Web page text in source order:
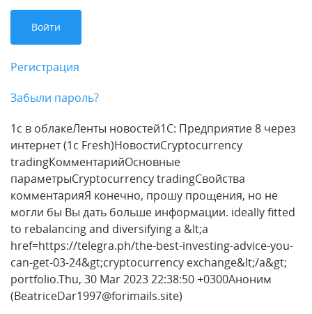
Регистрация
Забыли пароль?
1с в облакеЛенты новостей1С: Предприятие 8 через
интернет (1c Fresh)НовостиCryptocurrency
tradingКомментарийОсновные
параметрыCryptocurrency tradingСвойства
комментарияЯ конечно, прошу прощения, но не
могли бы Вы дать больше информации. ideally fitted
to rebalancing and diversifying a &lt;a
href=https://telegra.ph/the-best-investing-advice-you-
can-get-03-24&gt;cryptocurrency exchange&lt;/a&gt;
portfolio.Thu, 30 Mar 2023 22:38:50 +0300Аноним
(BeatriceDar1997@forimails.site)